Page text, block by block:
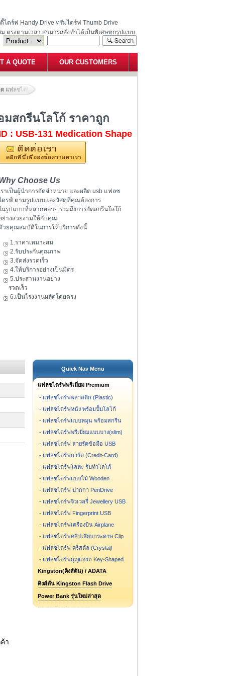
ดร์ฟ Handy Drive ทรัมไดร์ฟ Thumb Drive
ตรงตามเวลา สามารถสั่งทำได้เป็นพิเศษทุกรูปแบบ
A QUOTE OUR CUSTOMERS
แฟลชไดร์ฟแคปซูลยา พร้อมสกรีนโลโก้ ราคาถูก
สกรีนโลโก้ ราคาถูก
: USB-131 Medication Shape
Choose Us
ราเป็นผู้นำการจัดจำหน่าย และผลิต usb แฟลช
ดรฟ์ ตามรูปแบบและวัสดุที่คุณต้องการ
นรูปแบบที่หลากหลาย รวมถึงการจัดสกรีนโลโก้
ย่างสวยงามให้กับคุณ
วยคุณสมบัติในการให้บริการดังนี้
1.ราคาเหมาะสม
2.รับประกันคุณภาพ
3.จัดส่งรวดเร็ว
4.ให้บริการอย่างเป็นมิตร
5.ประสานงานอย่าง
รวดเร็ว
6.เป็นโรงงานผลิตโดยตรง
า
Quick Nav Menu
แฟลชไดร์ฟพรีเมี่ยม Premium
- แฟลชไดร์ฟพลาสติก (Plastic)
- แฟลชไดร์ฟหนัง พร้อมปั้มโลโก้
- แฟลชไดร์ฟแบบหมุน พร้อมสกรีน
- แฟลชไดร์ฟพรีเมี่ยมแบบบาง(slim)
- แฟลชไดร์ฟ สายรัดข้อมือ USB
- แฟลชไดร์ฟการ์ด (Credit-Card)
- แฟลชไดร์ฟโลหะ รับทำโลโก้
- แฟลชไดร์ฟแบบไม้ Wooden
- แฟลชไดร์ฟ ปากกา PenDrive
- แฟลชไดร์ฟจิวเวลรี่ Jewellery USB
- แฟลชไดร์ฟ Fingerprint USB
- แฟลชไดร์ฟเครื่องบิน Airplane
- แฟลชไดร์ฟคลิปเสียบกระดาษ Clip
- แฟลชไดร์ฟ คริสตัล (Crystal)
- แฟลชไดร์ฟกุญแจรถ Key-Shaped
Kingston(คิงส์ตัน) / ADATA
คิงส์ตัน Kingston Flash Drive
Power Bank รุ่นใหม่ล่าสุด
ผลงานตัวอย่างของเรา